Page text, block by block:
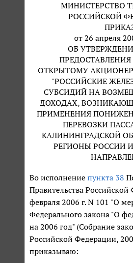
МИНИСТЕРСТВО
РОССИЙСКОЙ
от 26 апреля
ОБ
ПРЕДОСТАВЛЕНИЯ
ОТКРЫТОМУ
"РОССИЙСКИЕ
СУБСИДИЙ НА
ДОХОДАХ,
ПРИМЕНЕНИЯ
ПЕРЕВОЗКИ
КАЛИНИНГРАДСКОЙ
РЕГИОНЫ РОССИИ
Во исполнение пункта 38
Правительства
февраля 2006 г. N 101 "О
Федерального закона "О
на 2006 год" (Собрание
Российской Федерации,
приказываю: